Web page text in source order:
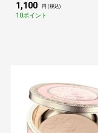
1,100 円 (税込)
10ポイント